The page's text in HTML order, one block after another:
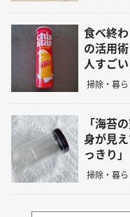
食べ終
の活用
人すごい
掃除・暮ら
「海苔
身が見
っきり」
掃除・暮ら